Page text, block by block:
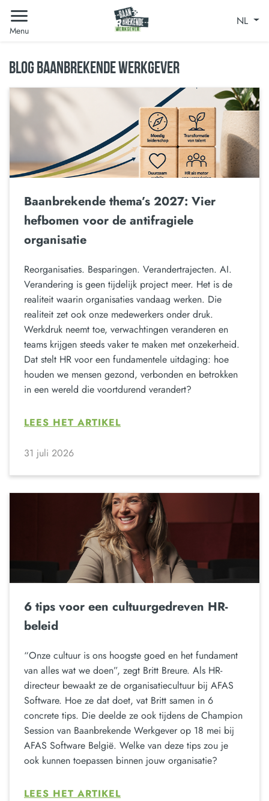
Menu
NL
BLOG BAANBREKENDE WERKGEVER
Baanbrekende thema’s 2027: Vier
hefbomen voor de antifragiele
organisatie
Reorganisaties. Besparingen. Verandertrajecten. AI.
Verandering is geen tijdelijk project meer. Het is de
realiteit waarin organisaties vandaag werken. Die
realiteit zet ook onze medewerkers onder druk.
Werkdruk neemt toe, verwachtingen veranderen en
teams krijgen steeds vaker te maken met onzekerheid.
Dat stelt HR voor een fundamentele uitdaging: hoe
houden we mensen gezond, verbonden en betrokken
in een wereld die voortdurend verandert?
LEES HET ARTIKEL
31 juli 2026
6 tips voor een cultuurgedreven HR-
beleid
“Onze cultuur is ons hoogste goed en het fundament
van alles wat we doen”, zegt Britt Breure. Als HR-
directeur bewaakt ze de organisatiecultuur bij AFAS
Software. Hoe ze dat doet, vat Britt samen in 6
concrete tips. Die deelde ze ook tijdens de Champion
Session van Baanbrekende Werkgever op 18 mei bij
AFAS Software België. Welke van deze tips zou je
ook kunnen toepassen binnen jouw organisatie?
LEES HET ARTIKEL